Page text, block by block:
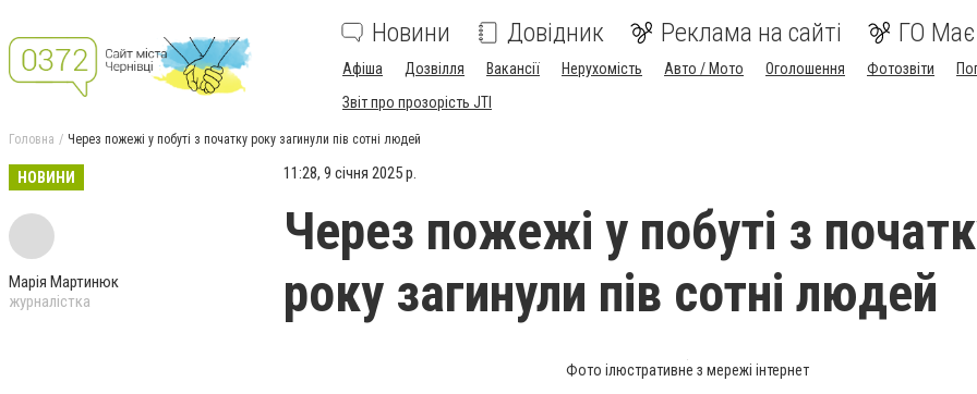
Новини Довідник Реклама на сайті ГО
Афіша Дозвілля Вакансії Нерухомість Авто / Мото Оголошення Фотозвіти
Звіт про прозорість JTI
Головна Через пожежі у побуті з початку року загинули пів сотні людей
НОВИНИ
Марія Мартинюк
журналістка
11:28, 9 січня 2025 р.
Через пожежі у побуті з
року загинули пів сотні людей
Фото ілюстративне з мережі інтернет